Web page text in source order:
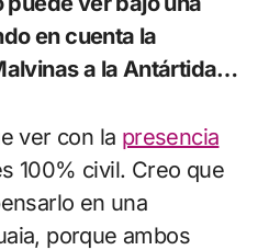
en cuenta la
a la Antártida…
ver con la presencia
100% civil. Creo que
en una
porque ambos